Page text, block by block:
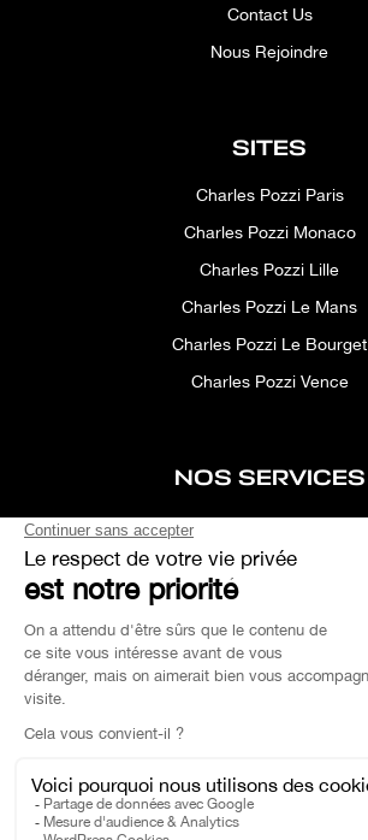
Contact Us
Nous Rejoindre
SITES
Charles Pozzi Paris
Charles Pozzi Monaco
Charles Pozzi Lille
Charles Pozzi Le Mans
Charles Pozzi Le Bourget
Charles Pozzi Vence
NOS SERVICES
Concierge service
Simulator
Space rental
Custom Search
OEM PARTS